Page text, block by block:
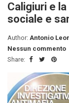
Caligiuri e
sociale e
Author: Antonio
Nessun commento
Share: